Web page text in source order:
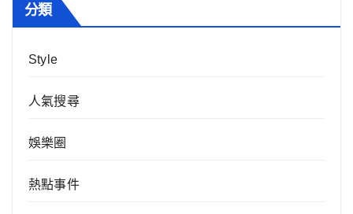
分類
Style
人氣搜尋
娛樂圈
熱點事件